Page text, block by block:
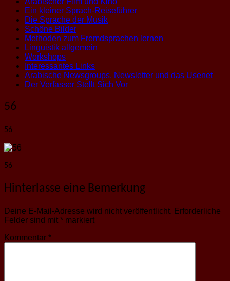
Ein kleiner Sprach-Reiseführer
Die Sprache der Musik
Schöne Bilder
Methoden zum Fremdsprachen lernen
Linguistik allgemein
Workshops
Interessantes Links
Arabische Newsgroups, Newsletter und das Usenet
Der Verfasser Stellt Sich Vor
56
56
56
Hinterlasse eine Bemerkung
Deine E-Mail-Adresse wird nicht veröffentlicht. Erforderliche
Felder sind mit * markiert
Kommentar *